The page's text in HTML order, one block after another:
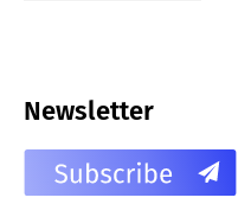
Newsletter